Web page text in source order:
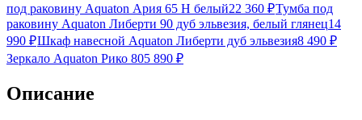
под раковину Aquaton Ария 65 Н белый22 360 ₽Тумба под
раковину Aquaton Либерти 90 дуб эльвезия, белый глянец14
990 ₽Шкаф навесной Aquaton Либерти дуб эльвезия8 490 ₽
Зеркало Aquaton Рико 805 890 ₽
Описание